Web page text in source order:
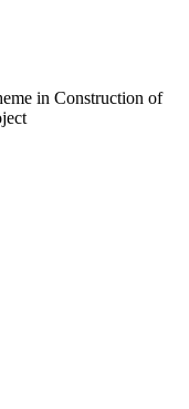
in Construction of